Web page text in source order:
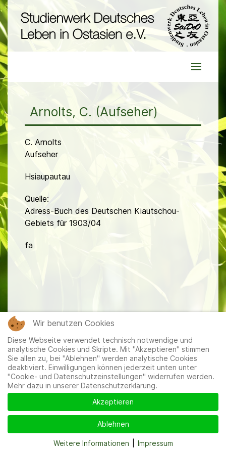
Arnolts, C. (Aufseher)
C. Arnolts
Aufseher
Hsiaupautau
Quelle:
Adress-Buch des Deutschen Kiautschou-
Gebiets für 1903/04
fa
Mitglieder| Impressum|Datenschutzerklärung
Wir benutzen Cookies
Diese Webseite verwendet technisch notwendige und
analytische Cookies und Skripte. Mit "Akzeptieren" stimmen
Sie allen zu, bei "Ablehnen" werden analytische Cookies
deaktiviert. Einwilligungen können jederzeit unten unter
"Cookie- und Datenschutzeinstellungen" widerrufen werden.
Mehr dazu in unserer Datenschutzerklärung.
Akzeptieren
Ablehnen
Weitere Informationen Impressum